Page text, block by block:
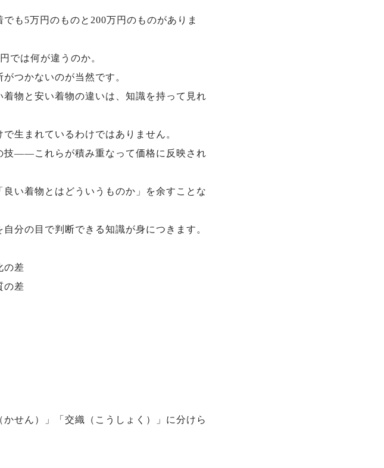
も5万円のものと200万円のものがありま
では何が違うのか。
つかないのが当然です。
物と安い着物の違いは、知識を持って見れ
生まれているわけではありません。
技——これらが積み重なって価格に反映され
い着物とはどういうものか」を余すことな
分の目で判断できる知識が身につきます。
の差
の差
せん）」「交織（こうしょく）」に分けら